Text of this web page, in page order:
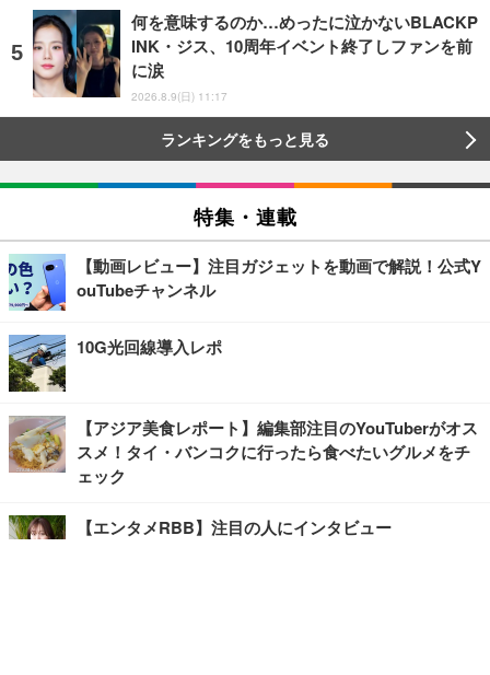
何を意味するのか…めったに泣かないBLACKP
INK・ジス、10周年イベント終了しファンを前
に涙
2026.8.9(日) 11:17
ランキングをもっと見る
特集・連載
【動画レビュー】注目ガジェットを動画で解説！公式Y
ouTubeチャンネル
10G光回線導入レポ
【アジア美食レポート】編集部注目のYouTuberがオス
スメ！タイ・バンコクに行ったら食べたいグルメをチ
ェック
【エンタメRBB】注目の人にインタビュー